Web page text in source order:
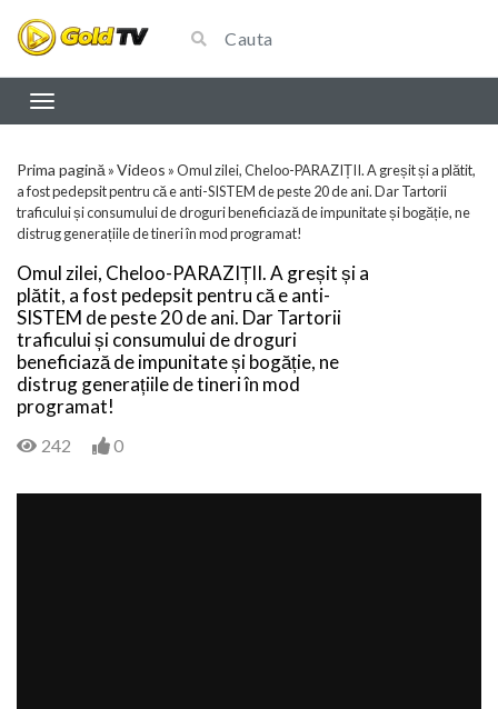
Prima pagină »Videos »Omul zilei, Cheloo-PARAZIȚII. A greșit și a plătit,
a fost pedepsit pentru că e anti-SISTEM de peste 20 de ani. Dar Tartorii
traficului și consumului de droguri beneficiază de impunitate și bogăție, ne
distrug generațiile de tineri în mod programat!
Omul zilei, Cheloo-PARAZIȚII. A greșit și a
plătit, a fost pedepsit pentru că e anti-
SISTEM de peste 20 de ani. Dar Tartorii
traficului și consumului de droguri
beneficiază de impunitate și bogăție, ne
distrug generațiile de tineri în mod
programat!
242 0